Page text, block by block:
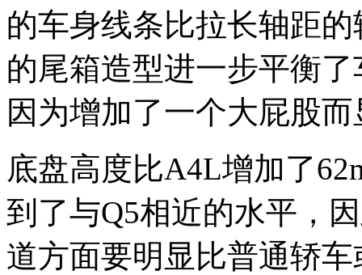
的车身线条比拉长轴距
的尾箱造型进一步平衡
因为增加了一个大屁股
底盘高度比A4L增加了
到了与Q5相近的水平，
道方面要明显比普通轿